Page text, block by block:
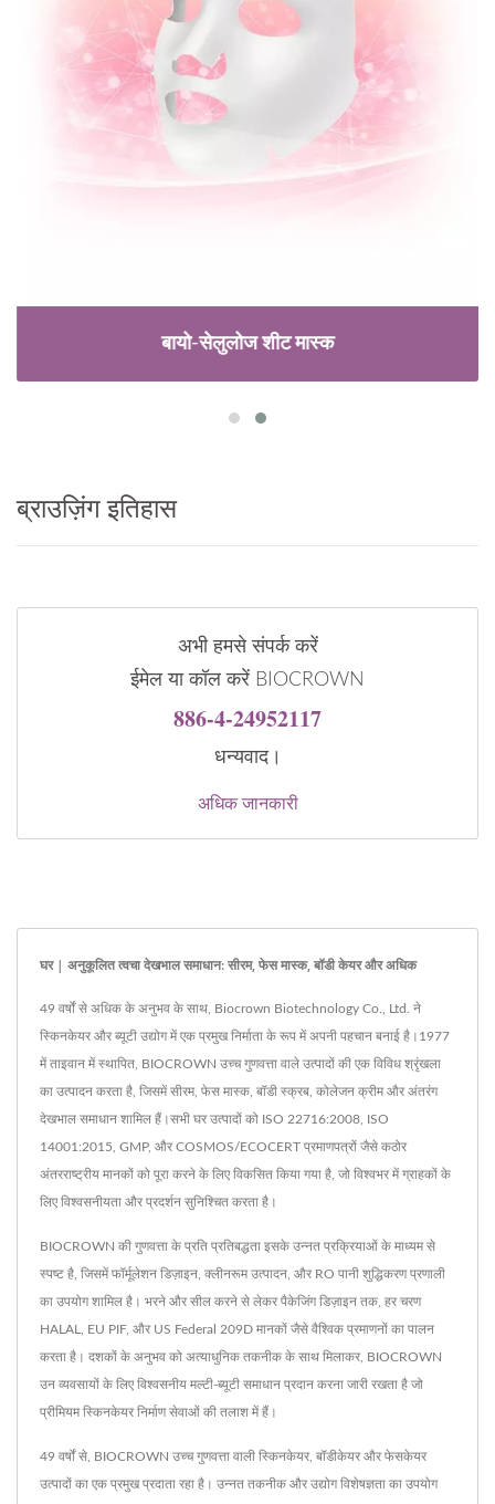
बायो-सेलुलोज शीट मास्क
ब्राउज़िंग इतिहास
अभी हमसे संपर्क करें
ईमेल या कॉल करें BIOCROWN
886-4-24952117
धन्यवाद।
अधिक जानकारी
घर | अनुकूलित त्वचा देखभाल समाधान: सीरम, फेस मास्क, बॉडी केयर और अधिक
49 वर्षों से अधिक के अनुभव के साथ, Biocrown Biotechnology Co., Ltd. ने
स्किनकेयर और ब्यूटी उद्योग में एक प्रमुख निर्माता के रूप में अपनी पहचान बनाई है।1977
में ताइवान में स्थापित, BIOCROWN उच्च गुणवत्ता वाले उत्पादों की एक विविध श्रृंखला
का उत्पादन करता है, जिसमें सीरम, फेस मास्क, बॉडी स्क्रब, कोलेजन क्रीम और अंतरंग
देखभाल समाधान शामिल हैं।सभी घर उत्पादों को ISO 22716:2008, ISO
14001:2015, GMP, और COSMOS/ECOCERT प्रमाणपत्रों जैसे कठोर
अंतरराष्ट्रीय मानकों को पूरा करने के लिए विकसित किया गया है, जो विश्वभर में ग्राहकों के
लिए विश्वसनीयता और प्रदर्शन सुनिश्चित करता है।
BIOCROWN की गुणवत्ता के प्रति प्रतिबद्धता इसके उन्नत प्रक्रियाओं के माध्यम से
स्पष्ट है, जिसमें फॉर्मूलेशन डिज़ाइन, क्लीनरूम उत्पादन, और RO पानी शुद्धिकरण प्रणाली
का उपयोग शामिल है। भरने और सील करने से लेकर पैकेजिंग डिज़ाइन तक, हर चरण
HALAL, EU PIF, और US Federal 209D मानकों जैसे वैश्विक प्रमाणनों का पालन
करता है। दशकों के अनुभव को अत्याधुनिक तकनीक के साथ मिलाकर, BIOCROWN
उन व्यवसायों के लिए विश्वसनीय मल्टी-ब्यूटी समाधान प्रदान करना जारी रखता है जो
प्रीमियम स्किनकेयर निर्माण सेवाओं की तलाश में हैं।
49 वर्षों से, BIOCROWN उच्च गुणवत्ता वाली स्किनकेयर, बॉडीकेयर और फेसकेयर
उत्पादों का एक प्रमुख प्रदाता रहा है। उन्नत तकनीक और उद्योग विशेषज्ञता का उपयोग